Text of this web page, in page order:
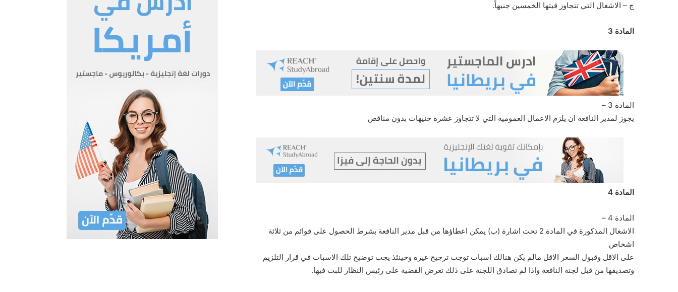
ج – الاشغال التي تتجاوز قيتها الخمسين جنيهاً.
المادة 3
المادة 3 –
يجوز لمدير النافعة ان يلزم الاعمال العمومية التي لا تتجاوز عشرة جنيهات بدون مناقص
المادة 4
المادة 4 –
الاشغال المذكورة في المادة 2 تحت اشارة (ب) يمكن اعطاؤها من قبل مدير النافعة بشرط الحصول على قوائم من ثلاثة
اشخاص
على الاقل وقبول السعر الاقل مالم يكن هنالك اسباب توجب ترجيح غيره وحينئذ يجب توضيح تلك الاسباب في قرار التلزيم
وتصديقها من قبل لجنة النافعة واذا لم تصادق اللجنة على ذلك تعرض القضية على رئيس النظار للبت فيها.